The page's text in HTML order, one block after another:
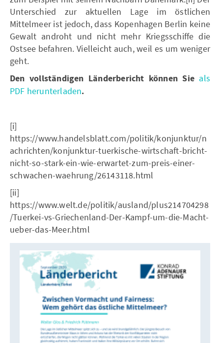
Unterschied zur aktuellen Lage im östlichen
Mittelmeer ist jedoch, dass Kopenhagen Berlin keine
Gewalt androht und nicht mehr Kriegsschiffe die
Ostsee befahren. Vielleicht auch, weil es um weniger
geht.
Den vollständigen Länderbericht können Sie als
PDF herunterladen.
[i]
https://www.handelsblatt.com/politik/konjunktur/n
achrichten/konjunktur-tuerkische-wirtschaft-bricht-
nicht-so-stark-ein-wie-erwartet-zum-preis-einer-
schwachen-waehrung/26143118.html
[ii]
https://www.welt.de/politik/ausland/plus214704298
/Tuerkei-vs-Griechenland-Der-Kampf-um-die-Macht-
ueber-das-Meer.html